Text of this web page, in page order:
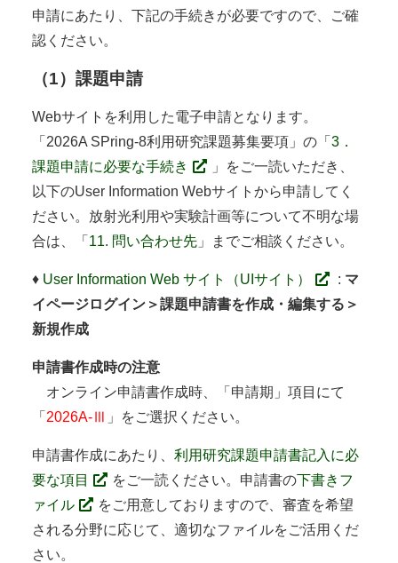
申請にあたり、下記の手続きが必要ですので、ご確
認ください。
（1）課題申請
Webサイトを利用した電子申請となります。
「2026A SPring-8利用研究課題募集要項」の「 3．
課題申請に必要な手続き
」をご一読いただき、
以下のUser Information Webサイトから申請してく
ださい。放射光利用や実験計画等について不明な場
合は、「 11. 問い合わせ先」までご相談ください。
♦ User Information Web サイト（UIサイト） : マ
イページログイン＞課題申請書を作成・編集する＞
新規作成
申請書作成時の注意
オンライン申請書作成時、「申請期」項目にて
「 2026A-Ⅲ 」をご選択ください。
申請書作成にあたり、 利用研究課題申請書記入に必
要な項目
をご一読ください。申請書の下書きフ
ァイル
をご用意しておりますので、審査を希望
される分野に応じて、適切なファイルをご活用くだ
さい。